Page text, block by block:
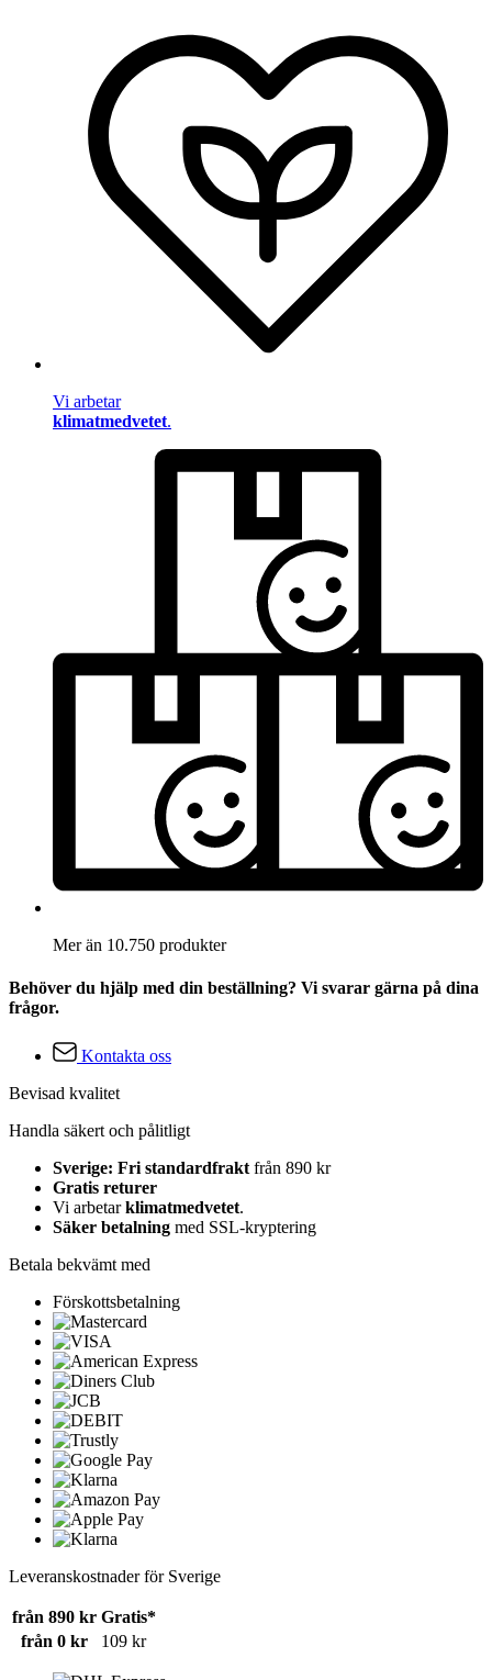
Vi arbetar
klimatmedvetet.
Mer än 10.750 produkter
Behöver du hjälp med din beställning? Vi svarar gärna på dina
frågor.
Kontakta oss
Bevisad kvalitet
Handla säkert och pålitligt
Sverige: Fri standardfrakt från 890 kr
Gratis returer
Vi arbetarklimatmedvetet.
Säker betalning med SSL-kryptering
Betala bekvämt med
Förskottsbetalning
Leveranskostnader för Sverige
från 890 kr Gratis*
från 0 kr
109 kr